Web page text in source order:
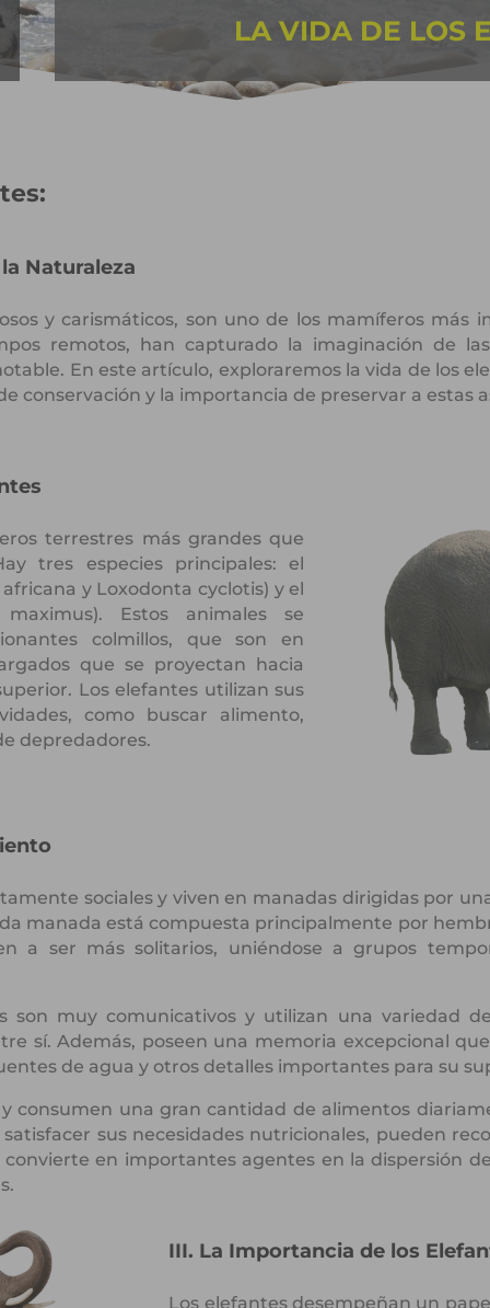
LA VIDA DE LOS
Naturaleza
y carismáticos, son uno de los mamíferos más
remotos, han capturado la imaginación de
En este artículo, exploraremos la vida de los
conservación y la importancia de preservar a estas
terrestres más grandes que
tres especies principales: el
y Loxodonta cyclotis) y el
Estos animales se
colmillos, que son en
que se proyectan hacia
Los elefantes utilizan sus
como buscar alimento,
depredadores.
sociales y viven en manadas dirigidas por
manada está compuesta principalmente por
a ser más solitarios, uniéndose a grupos
son muy comunicativos y utilizan una variedad
sí. Además, poseen una memoria excepcional
de agua y otros detalles importantes para su
consumen una gran cantidad de alimentos
sus necesidades nutricionales, pueden
convierte en importantes agentes en la dispersión
III. La Importancia de los
Los elefantes desempeñan un